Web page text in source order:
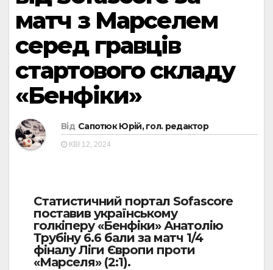
матч з Марселем
серед гравців
стартового складу
«Бенфіки»
Від Сапотюк Юрій, гол. редактор
КВІ 12, 2024
Статистичний портал Sofascore
поставив українському
голкіперу «Бенфіки» Анатолію
Трубіну 6.6 бали за матч 1/4
фіналу Ліги Європи проти
«Марселя» (2:1).